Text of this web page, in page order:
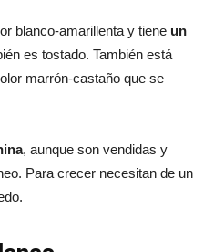
blanco-amarillenta y tiene un
es tostado. También está
marrón-castaño que se
, aunque son vendidas y
Para crecer necesitan de un